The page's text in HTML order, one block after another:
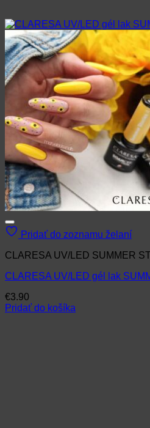
Pridať do zoznamu želaní
CLARESA UV/LED SUMMER
CLARESA UV/LED gél lak
€3.90
Pridať do košíka